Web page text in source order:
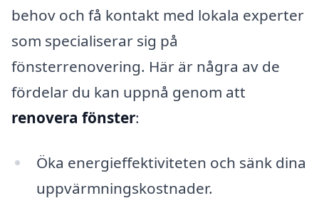
behov och få kontakt med lokala experter
som specialiserar sig på
fönsterrenovering. Här är några av de
fördelar du kan uppnå genom att
renovera fönster:
Öka energieffektiviteten och sänk dina
uppvärmningskostnader.